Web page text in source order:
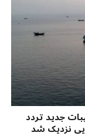
جدید تردد
نزدیک شد